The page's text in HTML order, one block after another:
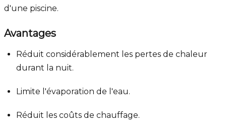
d'une piscine.
Avantages
Réduit considérablement les pertes de chaleur
durant la nuit.
Limite l'évaporation de l'eau.
Réduit les coûts de chauffage.